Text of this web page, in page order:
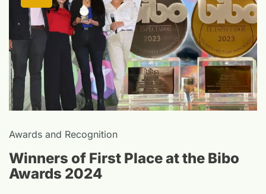
Awards and Recognition
Winners of First Place at the Bibo
Awards 2024